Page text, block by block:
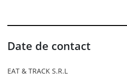
Date de contact
EAT & TRACK S.R.L